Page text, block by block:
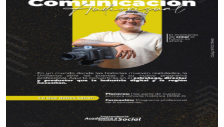
Marcos Carreño, Hernán Buenahora, Álvaro
Lozano y Álvaro Sierra, entre muchas otras figuras
del ciclismo colombiano.
La Clásica Open del Meta-Aguardiente Llanero,
también contó la participación de equipos
internacionales como: Aviación del Perú, Selección
Nacional de las islas Guadalupe y de algunos
ciclistas del Ecuador.